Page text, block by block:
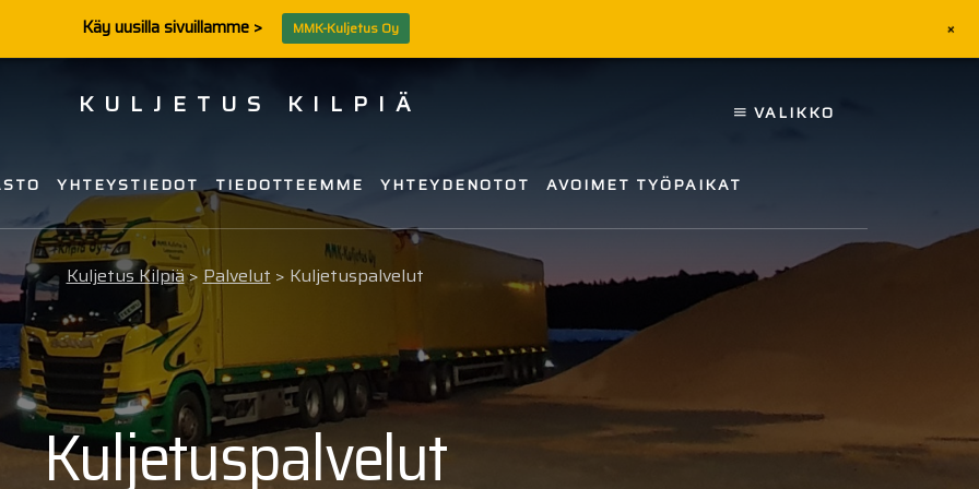
VALIKKO
KULJETUS KILPIÄ
YHTEYSTIEDOT TIEDOTTEEMME YHTEYDENOTOT AVOIMET TYÖPAIKAT
Kuljetus Kilpiä> Palvelut > Kuljetuspalvelut
Kuljetuspalvelut
Käy uusilla sivuillamme > MMK-Kuljetus Oy +